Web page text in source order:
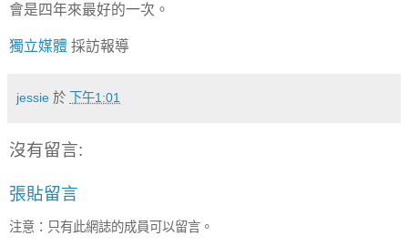
會是四年來最好的一次。
獨立媒體 採訪報導
jessie 於 下午1:01
沒有留言:
張貼留言
注意：只有此網誌的成員可以留言。